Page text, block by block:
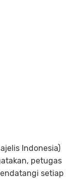
Indonesia)
petugas
setiap